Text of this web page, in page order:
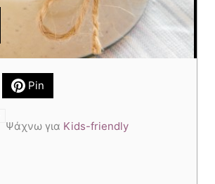
Pin
Ψάχνω για Kids-friendly